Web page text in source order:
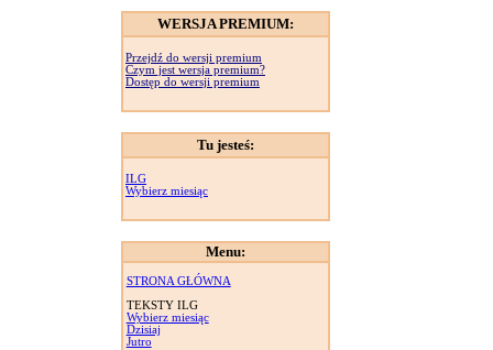
WERSJA PREMIUM:
Przejdź do wersji premium
Czym jest wersja premium?
Dostęp do wersji premium
Tu jesteś:
ILG
Wybierz miesiąc
Menu:
STRONA GŁÓWNA
TEKSTY ILG
Wybierz miesiąc
Dzisiaj
Jutro